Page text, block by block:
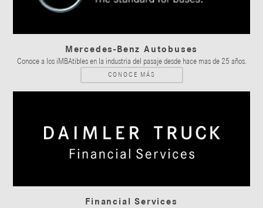
Mercedes-Benz Autobuses
Conoce a los iMBAtibles en la industria del pasaje desde hace mas de 25 años.
CONOCE MÁS
Financial Services